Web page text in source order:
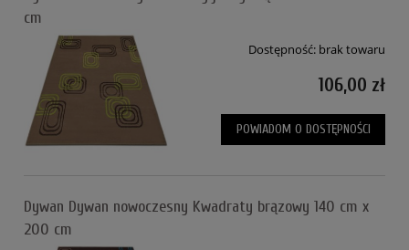
cm
Dostępność: brak towaru
106,00 zł
POWIADOM O DOSTĘPNOŚCI
Dywan Dywan nowoczesny Kwadraty brązowy 140 cm x
200 cm